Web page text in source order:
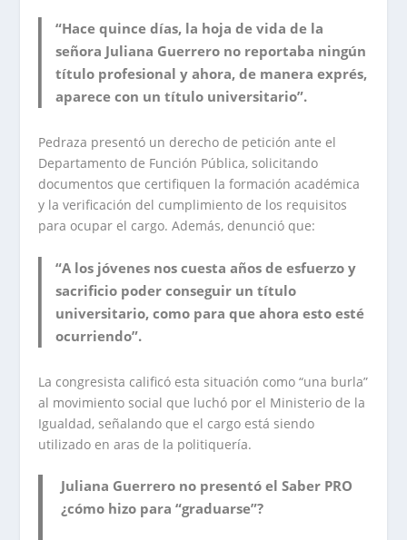
“Hace quince días, la hoja de vida de la
señora Juliana Guerrero no reportaba ningún
título profesional y ahora, de manera exprés,
aparece con un título universitario”.
Pedraza presentó un derecho de petición ante el
Departamento de Función Pública, solicitando
documentos que certifiquen la formación académica
y la verificación del cumplimiento de los requisitos
para ocupar el cargo. Además, denunció que:
“A los jóvenes nos cuesta años de esfuerzo y
sacrificio poder conseguir un título
universitario, como para que ahora esto esté
ocurriendo”.
La congresista calificó esta situación como “una burla”
al movimiento social que luchó por el Ministerio de la
Igualdad, señalando que el cargo está siendo
utilizado en aras de la politiquería.
Juliana Guerrero no presentó el Saber PRO
¿cómo hizo para “graduarse”?